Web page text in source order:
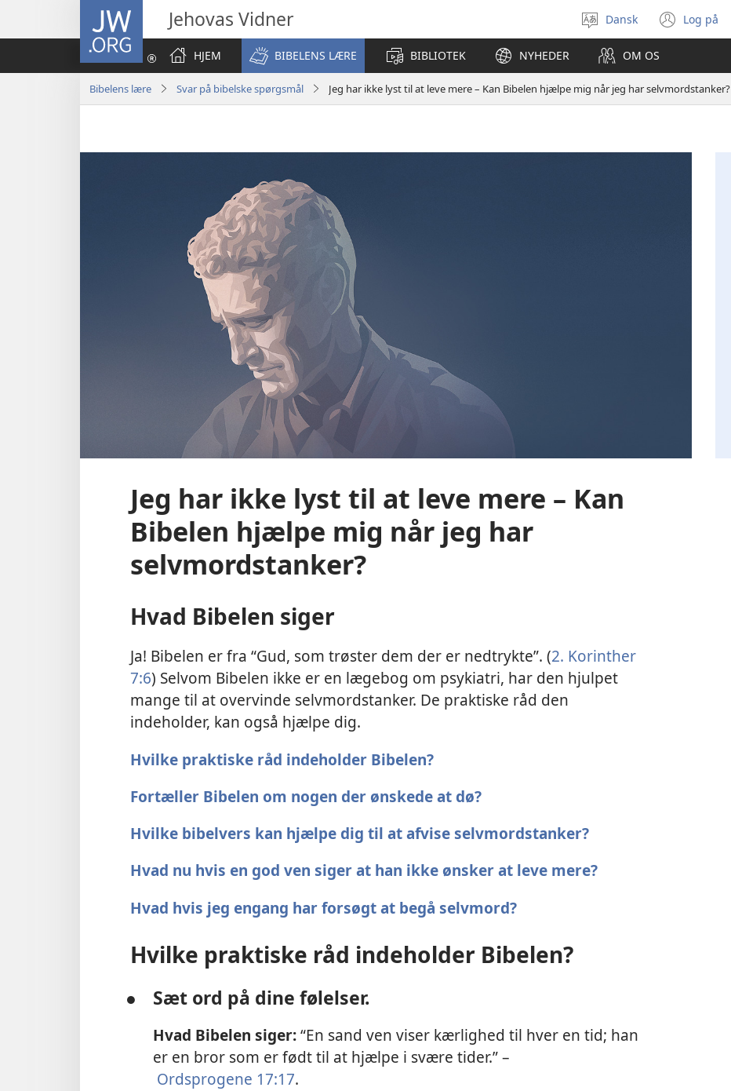
JW.ORG Jehovas Vidner
Vælg
sprog
Dansk Log på
(åbner
nyt
HJEM
BIBELENS LÆRE BIBLIOTEK NYHEDER OM OS
Bibelens lære Svar på bibelske spørgsmål Jeg har ikke lyst til at leve mere – Kan Bibelen hjælpe mig når jeg har selvmordstanker?
Jeg har ikke lyst til at leve mere – Kan
Bibelen hjælpe mig når jeg har
selvmordstanker?
Hvad Bibelen siger
Ja! Bibelen er fra “Gud, som trøster dem der er nedtrykte”. (2. Korinther
7:6) Selvom Bibelen ikke er en lægebog om psykiatri, har den hjulpet
mange til at overvinde selvmordstanker. De praktiske råd den
indeholder, kan også hjælpe dig.
Hvilke praktiske råd indeholder Bibelen?
Fortæller Bibelen om nogen der ønskede at dø?
Hvilke bibelvers kan hjælpe dig til at afvise selvmordstanker?
Hvad nu hvis en god ven siger at han ikke ønsker at leve mere?
Hvad hvis jeg engang har forsøgt at begå selvmord?
Hvilke praktiske råd indeholder Bibelen?
● Sæt ord på dine følelser.
Hvad Bibelen siger:“En sand ven viser kærlighed til hver en tid; han
er en bror som er født til at hjælpe i svære tider.” –
Ordsprogene 17:17.